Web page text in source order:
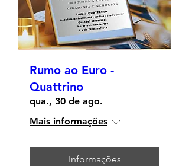
Rumo ao Euro -
Quattrino
qua., 30 de ago.
Mais informações
Informações